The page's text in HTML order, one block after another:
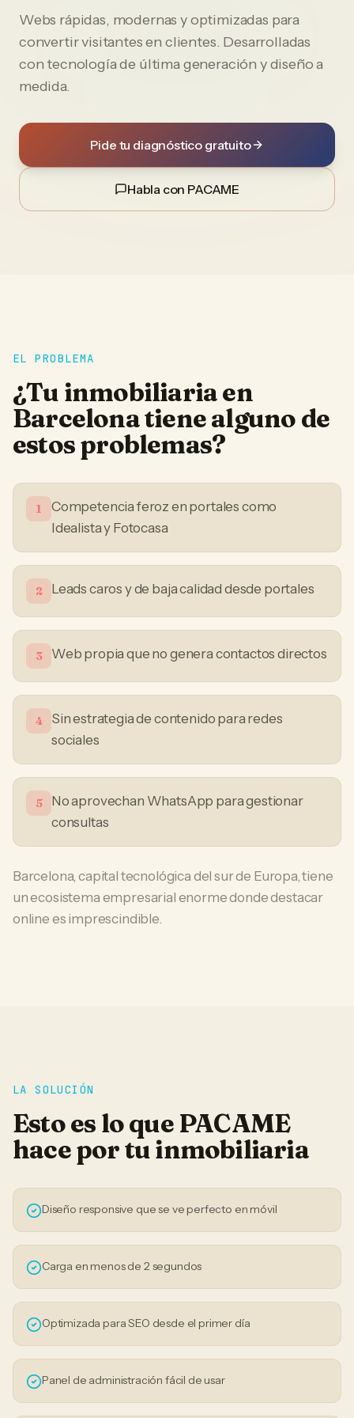
Webs rápidas, modernas y optimizadas para
convertir visitantes en clientes. Desarrolladas
con tecnología de última generación y diseño a
medida.
Pide tu diagnóstico gratuito
Habla con PACAME
EL PROBLEMA
¿Tu inmobiliariaen
Barcelonatiene alguno de
estos problemas?
1
Competencia feroz en portales como
Idealista y Fotocasa
2 Leads caros y de baja calidad desde portales
3 Web propia que no genera contactos directos
4
Sin estrategia de contenido para redes
sociales
5
No aprovechan WhatsApp para gestionar
consultas
Barcelona, capital tecnológica del sur de Europa, tiene
un ecosistema empresarial enorme donde destacar
online es imprescindible.
LA SOLUCIÓN
Esto es lo que PACAME
hace por tuinmobiliaria
Diseño responsive que se ve perfecto en móvil
Carga en menos de 2 segundos
Optimizada para SEO desde el primer día
Panel de administración fácil de usar